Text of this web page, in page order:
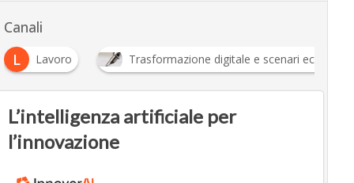
Canali
L Lavoro Trasformazione digitale e scenari
L’intelligenza artificiale per
l’innovazione